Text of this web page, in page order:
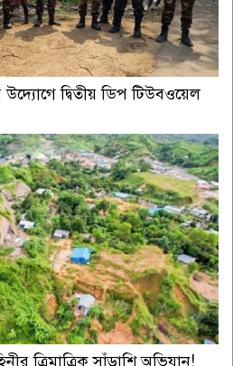
উদ্যোগে দ্বিতীয় ডিপ টিউবওয়েল
ত্রিমাত্রিক সাঁড়াশি অভিযান!